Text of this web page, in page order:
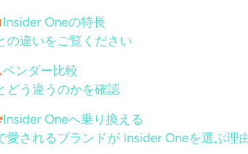
Insider Oneの特長
の違いをご覧ください
ベンダー比較
どう違うのかを確認
Insider Oneへ乗り換える
愛されるブランドが Insider Oneを選ぶ理